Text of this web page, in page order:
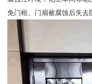
免门框、门扇被腐蚀后失去